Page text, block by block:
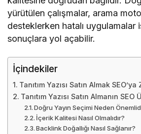
yürütülen çalışmalar, arama
desteklerken hatalı uygulamalar
sonuçlara yol açabilir.
İçindekiler
Tanıtım Yazısı Satın Almak
Tanıtım Yazısı Satın Almanın
Doğru Yayın Seçimi Neden
İçerik Kalitesi Nasıl Olmalıdır?
Backlink Doğallığı Nasıl Sağlanır?